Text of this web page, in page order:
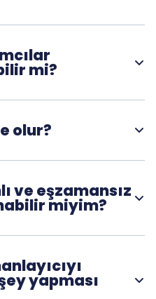
amacıyla uyumlu
mi?
olur.
olur?
devam etmenizi sağlar.
ve eşzamansız
miyim?
tamamladıkları
yapması